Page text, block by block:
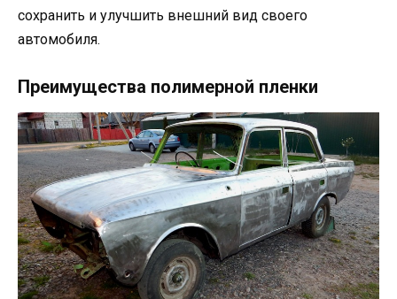
сохранить и улучшить внешний вид своего
автомобиля.
Преимущества полимерной пленки